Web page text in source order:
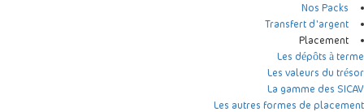
Nos Packs
Transfert d'argent
Placement
Les dépôts à terme
Les valeurs du trésor
La gamme des SICAV
Les autres formes de placement